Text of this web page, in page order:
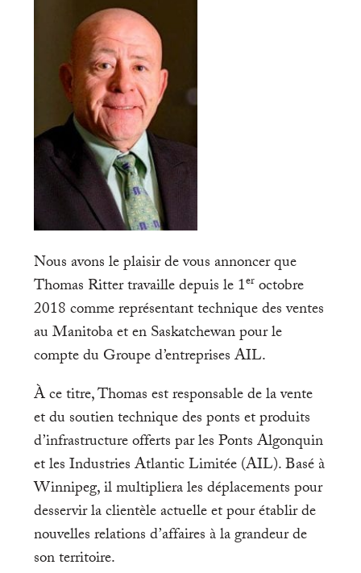
Nous avons le plaisir de vous annoncer que
Thomas Ritter travaille depuis le 1eroctobre
2018 comme représentant technique des ventes
au Manitoba et en Saskatchewan pour le
compte du Groupe d’entreprises AIL.
À ce titre, Thomas est responsable de la vente
et du soutien technique des ponts et produits
d’infrastructure offerts par les Ponts Algonquin
et les Industries Atlantic Limitée (AIL). Basé à
Winnipeg, il multipliera les déplacements pour
desservir la clientèle actuelle et pour établir de
nouvelles relations d’affaires à la grandeur de
son territoire.